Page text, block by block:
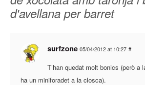
d'avellana per barret
surfzone 05/04/2012 at 10:27 #
T’han quedat molt bonics (però a
ha un miniforadet a la closca).